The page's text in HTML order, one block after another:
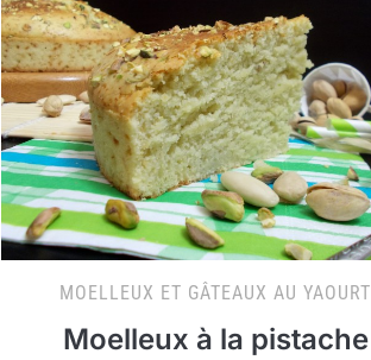
MOELLEUX ET GÂTEAUX AU YAOURT
Moelleux à la pistache